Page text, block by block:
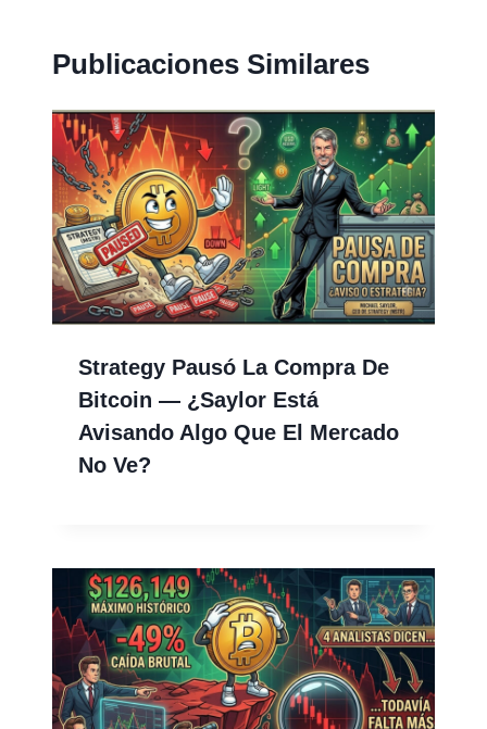
Publicaciones Similares
Strategy Pausó La Compra De
Bitcoin — ¿Saylor Está
Avisando Algo Que El Mercado
No Ve?